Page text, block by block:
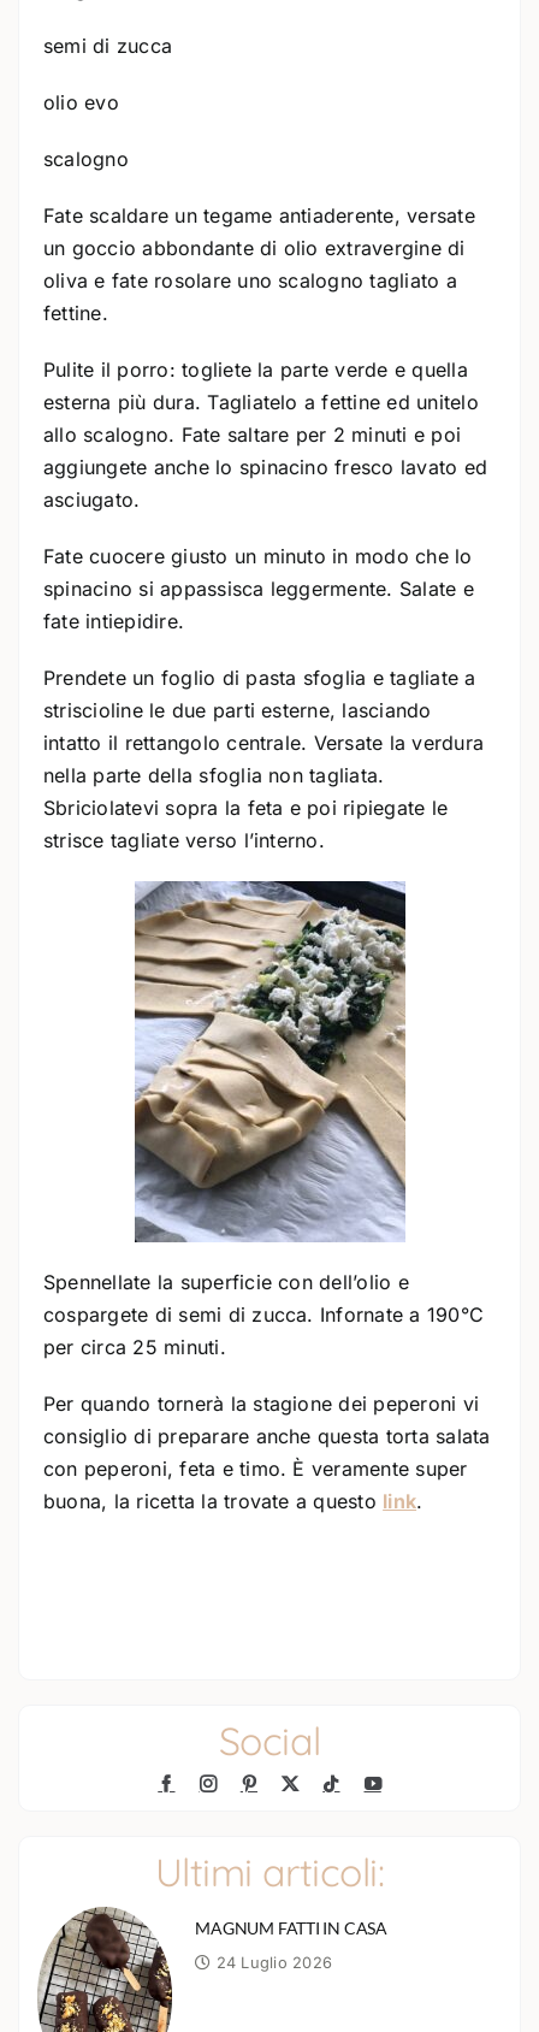
semi di zucca
olio evo
scalogno
Fate scaldare un tegame antiaderente, versate
un goccio abbondante di olio extravergine di
oliva e fate rosolare uno scalogno tagliato a
fettine.
Pulite il porro: togliete la parte verde e quella
esterna più dura. Tagliatelo a fettine ed unitelo
allo scalogno. Fate saltare per 2 minuti e poi
aggiungete anche lo spinacino fresco lavato ed
asciugato.
Fate cuocere giusto un minuto in modo che lo
spinacino si appassisca leggermente. Salate e
fate intiepidire.
Prendete un foglio di pasta sfoglia e tagliate a
striscioline le due parti esterne, lasciando
intatto il rettangolo centrale. Versate la verdura
nella parte della sfoglia non tagliata.
Sbriciolatevi sopra la feta e poi ripiegate le
strisce tagliate verso l’interno.
Spennellate la superficie con dell’olio e
cospargete di semi di zucca. Infornate a 190°C
per circa 25 minuti.
Per quando tornerà la stagione dei peperoni vi
consiglio di preparare anche questa torta salata
con peperoni, feta e timo. È veramente super
buona, la ricetta la trovate a questo link.
Social
Ultimi articoli:
MAGNUM FATTI IN CASA
24 Luglio 2026